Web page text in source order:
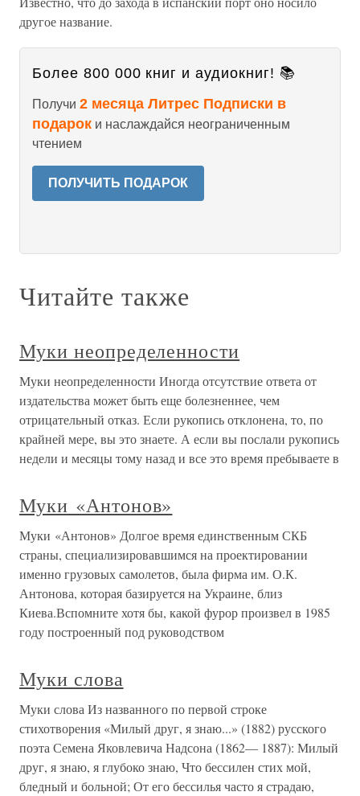
другое название.
Более 800 000 книг и аудиокниг! 📚
Получи 2 месяца Литрес Подписки в
подарок и наслаждайся неограниченным
чтением
ПОЛУЧИТЬ ПОДАРОК
Читайте также
Муки неопределенности
Муки неопределенности Иногда отсутствие ответа от
издательства может быть еще болезненнее, чем
отрицательный отказ. Если рукопись отклонена, то, по
крайней мере, вы это знаете. А если вы послали рукопись
недели и месяцы тому назад и все это время пребываете в
Муки «Антонов»
Муки «Антонов» Долгое время единственным СКБ
страны, специализировавшимся на проектировании
именно грузовых самолетов, была фирма им. О.К.
Антонова, которая базируется на Украине, близ
Киева.Вспомните хотя бы, какой фурор произвел в 1985
году построенный под руководством
Муки слова
Муки слова Из названного по первой строке
стихотворения «Милый друг, я знаю...» (1882) русского
поэта Семена Яковлевича Надсона (1862— 1887): Милый
друг, я знаю, я глубоко знаю, Что бессилен стих мой,
бледный и больной; От его бессилья часто я страдаю,